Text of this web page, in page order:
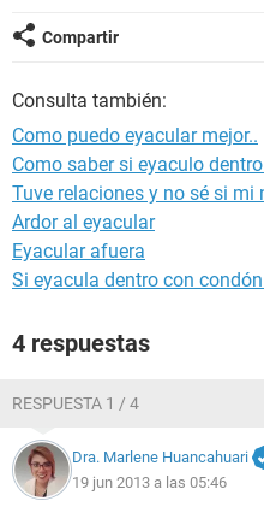
GLOSARIO
Compartir
Consulta también:
Como puedo eyacular mejor..
Como saber si eyaculo
Tuve relaciones y no sé si mi
Ardor al eyacular
Eyacular afuera
Si eyacula dentro con
4 respuestas
RESPUESTA 1 / 4
Dra. Marlene Huancahuari
19 jun 2013 a las 05:46